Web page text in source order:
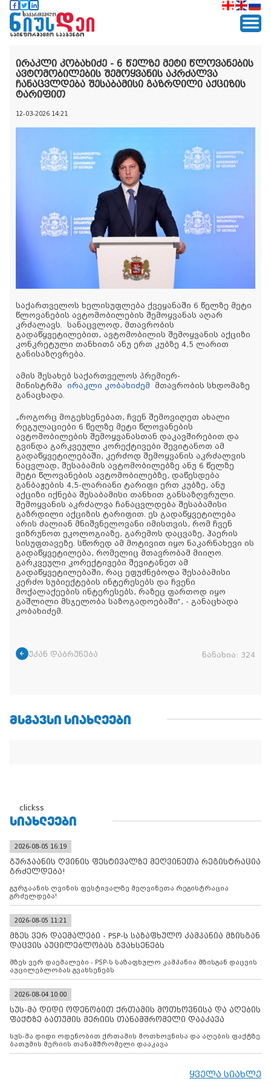
ირაკლი კობახიძე - 6 წელზე მეტი წლოვანების
ავტომობილების შემოყვანის აკრძალვა
ჩანაცვლდება შესაბამისი გაზრდილი აქციზის
ტარიფით
12-03-2026 14:21
საქართველოს ხელისუფლება ქვეყანაში 6 წელზე მეტი
წლოვანების ავტომობილების შემოყვანას აღარ
კრძალავს. სანაცვლოდ, მთავრობის
გადაწყვეტილებით, ავტომობილის შემოყვანის აქციზი
კონკრეტული თანხითб ანუ ერთ კუბზე 4,5 ლარით
განისაზღვრება.
ამის შესახებ საქართველოს პრემიერ-
მინისტრმა ირაკლი კობახიძემ მთავრობის სხდომაზე
განაცხადა.
„როგორც მოგეხსენებათ, ჩვენ შემოვიღეთ ახალი
რეგულაციები 6 წელზე მეტი წლოვანების
ავტომობილების შემოყვანასთან დაკავშირებით და
გვინდა გარკვეული კორექტივები შევიტანოთ ამ
გადაწყვეტილებაში, კერძოდ შემოყვანის აკრძალვის
ნაცვლად, შესაბამის ავტომობილებზე ანუ 6 წელზე
მეტი წლოვანების ავტომობილებზე, დაწესდება
განბაჟების 4,5-ლარიანი ტარიფი ერთ კუბზე, ანუ
აქციზი იქნება შესაბამისი თანხით განსაზღვრული.
შემოყვანის აკრძალვა ჩანაცვლდება შესაბამისი
გაზრდილი აქციზის ტარიფით. ეს გადაწყვეტილება
არის ძალიან მნიშვნელოვანი იმისთვის, რომ ჩვენ
ვიზრუნოთ ეკოლოგიაზე, გარემოს დაცვაზე, ჰაერის
სისუფთავეზე. სწორედ ამ მოტივით იყო ნაკარნახევი ის
გადაწყვეტილება, რომელიც მთავრობამ მიიღო.
გარკვეული კორექტივები შევიტანეთ ამ
გადაწყვეტილებაში, რაც ეფუძნებოდა შესაბამისი
კერძო სუბიექტების ინტერესებს და ჩვენი
მოქალაქეების ინტერესებს, რაზეც ფართოდ იყო
გაშლილი მსჯელობა საზოგადოებაში“, - განაცხადა
კობახიძემ.
უკან დაბრუნება ნანახია: 324
ᲛᲡᲒᲐᲕᲡᲘ ᲡᲘᲐᲮᲚᲔᲔᲑᲘ
clickss
ᲡᲘᲐᲮᲚᲔᲔᲑᲘ
2026-08-05 16:19
გურჯაანის ღვინის ფესტივალზე მეღვინეთა რეგისტრაცია
გრძელდება!
გურჯაანის ღვინის ფესტივალზე მეღვინეთა რეგისტრაცია
გრძელდება!
2026-08-05 11:21
მზეს ვერ დაემალები - PSP-ს საზაფხულო კამპანია მზისგან
დაცვის აუცილებლობას გვახსენებს
მზეს ვერ დაემალები - PSP-ს საზაფხულო კამპანია მზისგან დაცვის
აუცილებლობას გვახსენებს
2026-08-04 10:00
სუს-მა დიდი ოდენობით ქრთამის მოთხოვნისა და აღების
ფაქტზე ბათუმის მერიის თანამშრომელი დააკავა
სუს-მა დიდი ოდენობით ქრთამის მოთხოვნისა და აღების ფაქტზე
ბათუმის მერიის თანამშრომელი დააკავა
ყველა სიახლე